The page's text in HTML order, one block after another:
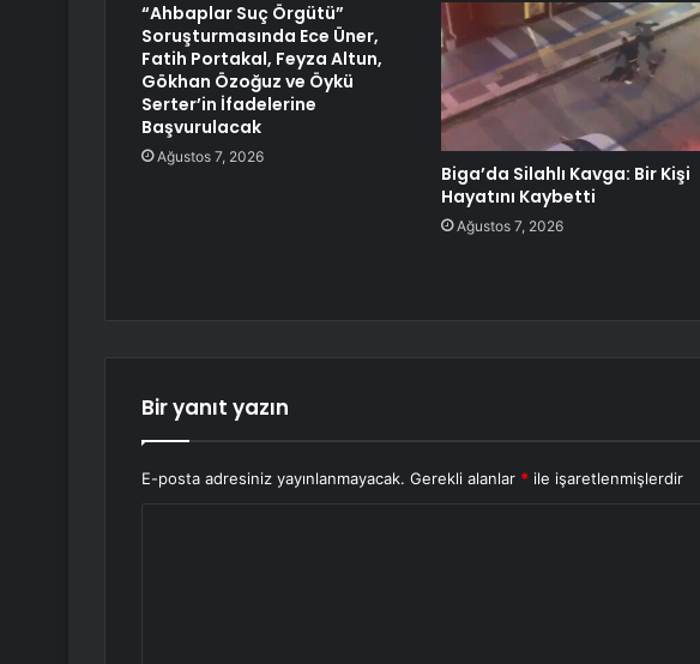
“Ahbaplar Suç Örgütü”
Soruşturmasında Ece Üner,
Fatih Portakal, Feyza Altun,
Gökhan Özoğuz ve Öykü
Serter’in İfadelerine
Başvurulacak
Ağustos 7, 2026
Biga’da Silahlı Kavga: Bir Kişi
Hayatını Kaybetti
Ağustos 7, 2026
Bir yanıt yazın
E-posta adresiniz yayınlanmayacak. Gerekli alanlar * ile işaretlenmişlerdir